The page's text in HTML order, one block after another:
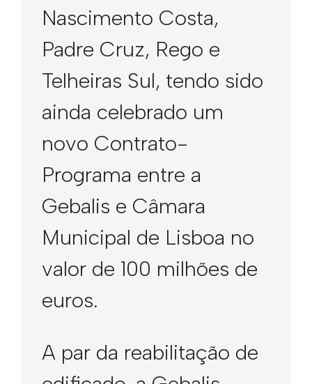
Nascimento Costa,
Padre Cruz, Rego e
Telheiras Sul, tendo sido
ainda celebrado um
novo Contrato-
Programa entre a
Gebalis e Câmara
Municipal de Lisboa no
valor de 100 milhões de
euros.
A par da reabilitação de